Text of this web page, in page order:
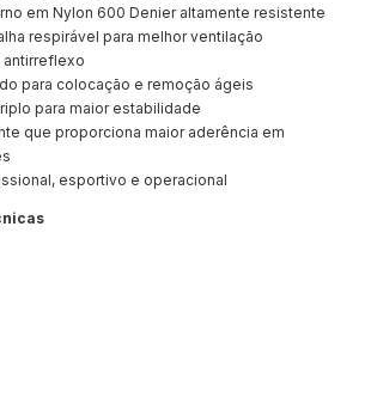
em Nylon 600 Denier altamente resistente
respirável para melhor ventilação
antirreflexo
para colocação e remoção ágeis
para maior estabilidade
que proporciona maior aderência em
esportivo e operacional